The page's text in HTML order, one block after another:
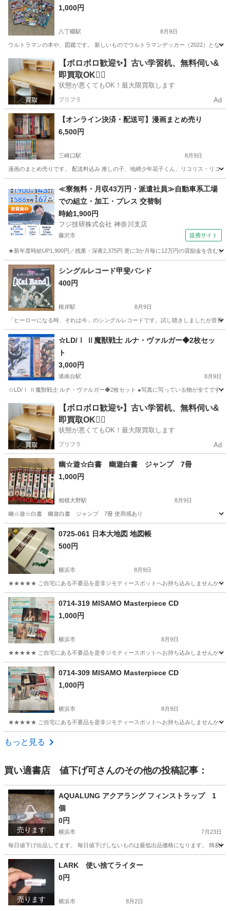
1,000円
八丁畷駅 8月9日
ウルトラマンの本や、図鑑です。 新しいものでウルトラマンデッカー（2022）とな
神奈川 横浜市 八丁畷駅 その他 ウルトラマン
【ボロボロ歓迎✨】古い学習机、無料伺い&
即買取OK🙆‍♀️
状態が悪くてもOK！最大限買取します
プリフラ Ad
【オンライン決済・配送可】漫画まとめ売り
6,500円
三崎口駅 8月9日
漫画のまとめ売りです。 配送料込み 推しの子、地縛少年花子くん、リコリス・リコ
三崎口駅 マンガ、コミック、アニメ 漫画
≪寮無料・月収43万円・派遣社員≫自動車系工場
での組立・加工・プレス 交替制
時給1,900円
フジ技研株式会社 神奈川支店
藤沢市 提携サイト
★新年度時給UP1,900円／残業・深夜2,375円 更に3か月毎に12万円の奨励金を含む
神奈川 藤沢市 その他
シングルレコード甲斐バンド
400円
根岸駅 8月9日
「ヒーローになる時、それは今」のシングルレコードです。試し聴きしましたが音
神奈川 横浜市 根岸駅 その他 レコード
☆LD/Ⅰ Ⅱ魔獣戦士 ルナ・ヴァルガー◆2枚セッ
ト
3,000円
港南台駅 8月9日
☆LD/Ⅰ Ⅱ魔獣戦士 ルナ・ヴァルガー◆2枚セット ●写真に写っている物が全てです。
神奈川 横浜市 港南台駅 その他
【ボロボロ歓迎✨】古い学習机、無料伺い&
即買取OK🙆‍♀️
状態が悪くてもOK！最大限買取します
プリフラ Ad
幽☆遊☆白書 幽遊白書 ジャンプ 7冊
1,000円
相模大野駅 8月9日
幽☆遊☆白書 幽遊白書 ジャンプ 7冊 使用感あり
神奈川 相模原市 相模大野駅 マンガ、コミック、アニメ
幽遊白書
0725-061 日本大地図 地図帳
500円
横浜市 8月9日
★★★★★ ご自宅にある不要品を是非ジモティースポットへお持ち込みしませんか？
神奈川 横浜市 0714-319 MISAMO Masterpiece CD
1,000円
横浜市 8月9日
★★★★★ ご自宅にある不要品を是非ジモティースポットへお持ち込みしませんか？
神奈川 横浜市 0714-309 MISAMO Masterpiece CD
1,000円
横浜市 8月9日
★★★★★ ご自宅にある不要品を是非ジモティースポットへお持ち込みしませんか？
神奈川 横浜市
もっと見る
買い適書店 値下げ可さんのその他の投稿記事：
売ります
AQUALUNG アクアラング フィンストラップ 1
個
0円
横浜市 7月23日
毎日値下げ出品してます。 毎日値下げしないものは最低出品価格になります。 簡易
神奈川 横浜市 その他 アクアラング
売ります
LARK 使い捨てライター
0円
横浜市 8月2日